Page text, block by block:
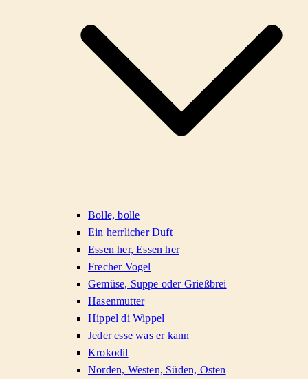
Bolle, bolle
Ein herrlicher Duft
Essen her, Essen her
Frecher Vogel
Gemüse, Suppe oder Grießbrei
Hasenmutter
Hippel di Wippel
Jeder esse was er kann
Krokodil
Norden, Westen, Süden, Osten